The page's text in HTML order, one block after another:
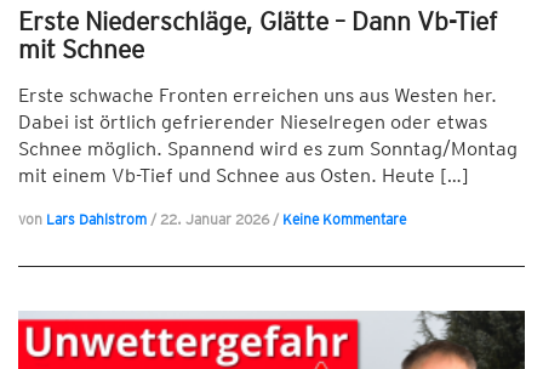
Erste Niederschläge, Glätte – Dann Vb-Tief
mit Schnee
Erste schwache Fronten erreichen uns aus Westen her.
Dabei ist örtlich gefrierender Nieselregen oder etwas
Schnee möglich. Spannend wird es zum Sonntag/Montag
mit einem Vb-Tief und Schnee aus Osten. Heute […]
von Lars Dahlstrom / 22. Januar 2026/ Keine Kommentare